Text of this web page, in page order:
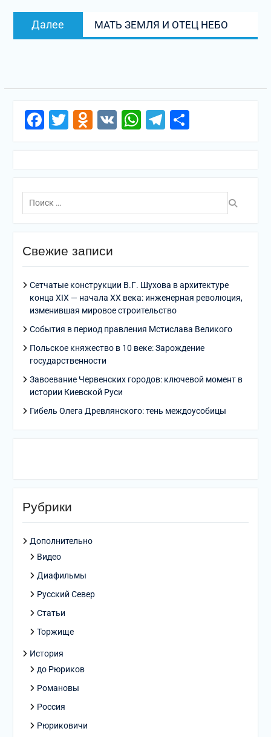
Далее
запись:
МАТЬ ЗЕМЛЯ И ОТЕЦ НЕБО
Facebook
Twitter
Odnoklassniki
VKWhatsApp
Telegram
Поиск
по:
Свежие записи
Сетчатые конструкции В.Г. Шухова в архитектуре
конца XIX — начала XX века: инженерная революция,
изменившая мировое строительство
События в период правления Мстислава Великого
Польское княжество в 10 веке: Зарождение
государственности
Завоевание Червенских городов: ключевой момент в
истории Киевской Руси
Гибель Олега Древлянского: тень междоусобицы
Рубрики
Дополнительно
Видео
Диафильмы
Русский Север
Статьи
Торжище
История
до Рюриков
Романовы
Россия
Рюриковичи